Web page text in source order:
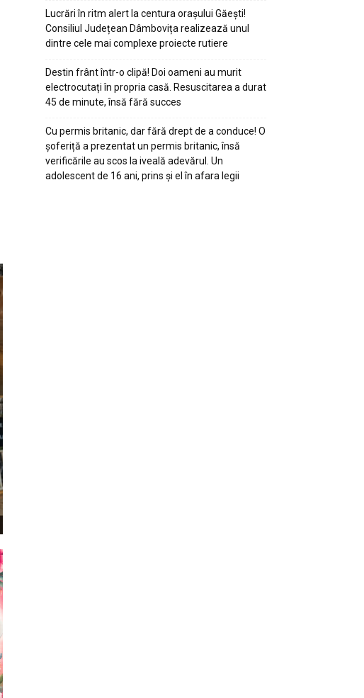
Lucrări în ritm alert la centura orașului Găești!
Consiliul Județean Dâmbovița realizează unul
dintre cele mai complexe proiecte rutiere
Destin frânt într-o clipă! Doi oameni au murit
electrocutați în propria casă. Resuscitarea a durat
45 de minute, însă fără succes
Cu permis britanic, dar fără drept de a conduce! O
șoferiță a prezentat un permis britanic, însă
verificările au scos la iveală adevărul. Un
adolescent de 16 ani, prins și el în afara legii